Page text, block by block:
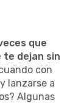
que
te dejan sin
con
lanzarse a
Algunas